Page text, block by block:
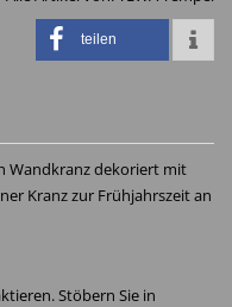
teilen
Wandkranz dekoriert mit
Kranz zur Frühjahrszeit an
Stöbern Sie in